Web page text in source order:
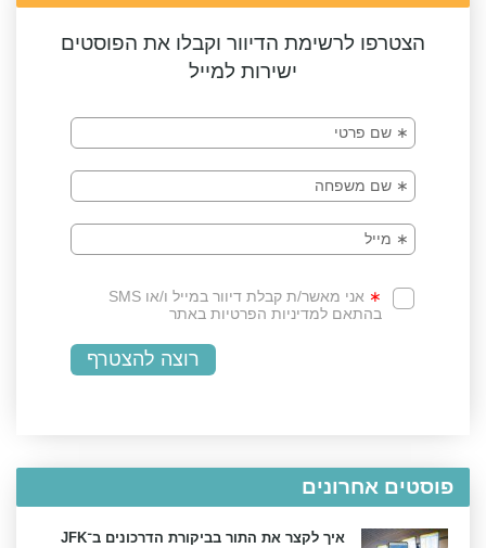
הצטרפו לרשימת הדיוור וקבלו את הפוסטים
ישירות למייל
פוסטים אחרונים
איך לקצר את התור בביקורת הדרכונים ב־JFK